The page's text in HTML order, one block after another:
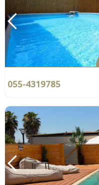
055-4319785